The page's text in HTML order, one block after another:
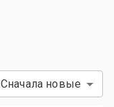
Сначала новые